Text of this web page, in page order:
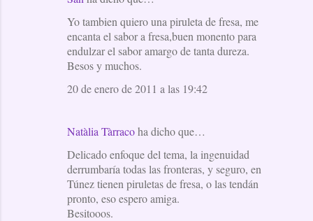
Yo tambien quiero una piruleta de fresa, me
encanta el sabor a fresa,buen monento para
endulzar el sabor amargo de tanta dureza.
Besos y muchos.
20 de enero de 2011 a las 19:42
Natàlia Tàrracoha dicho que…
Delicado enfoque del tema, la ingenuidad
derrumbaría todas las fronteras, y seguro, en
Túnez tienen piruletas de fresa, o las tendán
pronto, eso espero amiga.
Besitooos.